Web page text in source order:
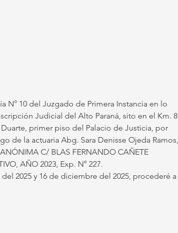
N° 10 del Juzgado de Primera Instancia en lo
Judicial del Alto Paraná, sito en el Km. 8
primer piso del Palacio de Justicia, por
de la actuaria Abg. Sara Denisse Ojeda Ramos,
C/ BLAS FERNANDO CAÑETE
AÑO 2023, Exp. N° 227.
2025 y 16 de diciembre del 2025, procederé a